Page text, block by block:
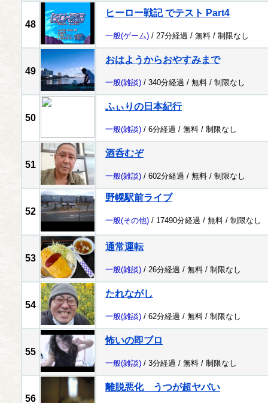
48
ヒーロー戦記 でテスト Part4
一般(ゲーム) / 27分経過 / 無料 / 制限なし
49
おはようからおやすみまで
一般(雑談) / 340分経過 / 無料 / 制限なし
50
ふぃりの日本紀行
一般(雑談) / 6分経過 / 無料 / 制限なし
51
酒呑むぞ
一般(雑談) / 602分経過 / 無料 / 制限なし
52
野幌駅前ライブ
一般(その他) / 17490分経過 / 無料 / 制限なし
53
通常運転
一般(雑談) / 26分経過 / 無料 / 制限なし
54
たれながし
一般(雑談) / 62分経過 / 無料 / 制限なし
55
怖いの即ブロ
一般(雑談) / 3分経過 / 無料 / 制限なし
56
離脱悪化 うつが超ヤバい